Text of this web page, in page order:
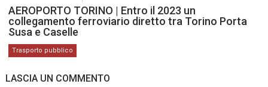
AEROPORTO TORINO | Entro il 2023 un
collegamento ferroviario diretto tra Torino Porta
Susa e Caselle
Trasporto pubblico
LASCIA UN COMMENTO